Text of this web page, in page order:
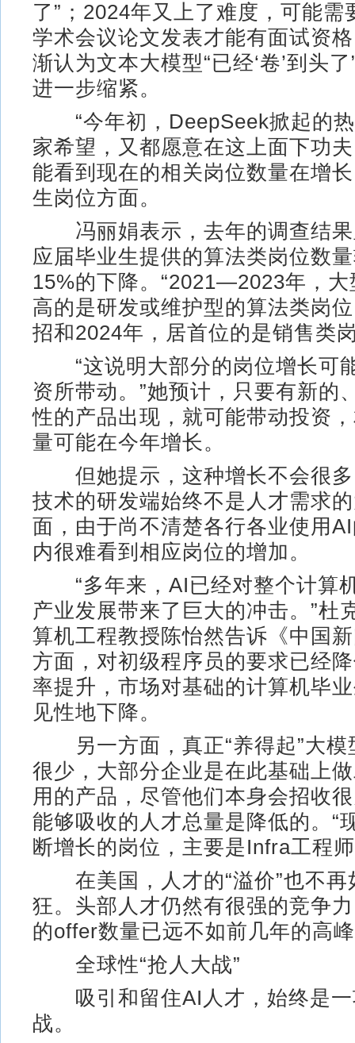
了”；2024年又上了难度，可能需
学术会议论文发表才能有面试资
渐认为文本大模型“已经‘卷’到头
进一步缩紧。
“今年初，DeepSeek掀起的热
家希望，又都愿意在这上面下功
能看到现在的相关岗位数量在增
生岗位方面。
冯丽娟表示，去年的调查结果
应届毕业生提供的算法类岗位数
15%的下降。“2021—2023年，
高的是研发或维护型的算法类岗
招和2024年，居首位的是销售类
“这说明大部分的岗位增长可
资所带动。”她预计，只要有新的
性的产品出现，就可能带动投资
量可能在今年增长。
但她提示，这种增长不会很多
技术的研发端始终不是人才需求
面，由于尚不清楚各行各业使用
内很难看到相应岗位的增加。
“多年来，AI已经对整个计算
产业发展带来了巨大的冲击。”杜
算机工程教授陈怡然告诉《中国
方面，对初级程序员的要求已经
率提升，市场对基础的计算机毕
见性地下降。
另一方面，真正“养得起”大模
很少，大部分企业是在此基础上
用的产品，尽管他们本身会招收
能够吸收的人才总量是降低的。“
断增长的岗位，主要是Infra工程
在美国，人才的“溢价”也不再
狂。头部人才仍然有很强的竞争
的offer数量已远不如前几年的高
全球性“抢人大战”
吸引和留住AI人才，始终是一
战。